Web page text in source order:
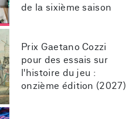
de la sixième saison
Prix Gaetano Cozzi
pour des essais sur
l'histoire du jeu :
onzième édition (2027)